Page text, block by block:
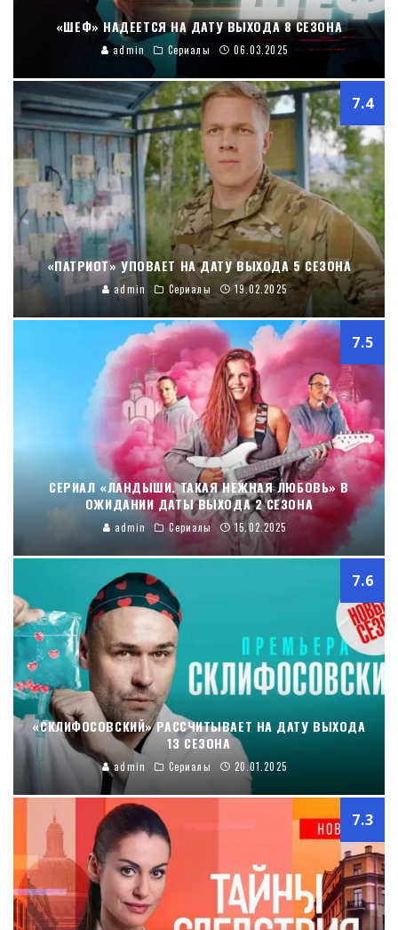
«ШЕФ» НАДЕЕТСЯ НА ДАТУ ВЫХОДА 8 СЕЗОНА
admin Сериалы 06.03.2025
7.4
«ПАТРИОТ» УПОВАЕТ НА ДАТУ ВЫХОДА 5 СЕЗОНА
admin Сериалы 19.02.2025
7.5
СЕРИАЛ «ЛАНДЫШИ. ТАКАЯ НЕЖНАЯ ЛЮБОВЬ» В
ОЖИДАНИИ ДАТЫ ВЫХОДА 2 СЕЗОНА
admin Сериалы 15.02.2025
7.6
«СКЛИФОСОВСКИЙ» РАССЧИТЫВАЕТ НА ДАТУ ВЫХОДА
13 СЕЗОНА
admin Сериалы 20.01.2025
7.3